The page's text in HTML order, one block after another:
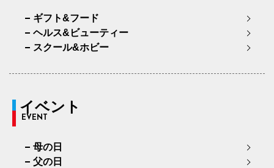
ギフト&フード
ヘルス&ビューティー
スクール&ホビー
イベント
EVENT
母の日
父の日